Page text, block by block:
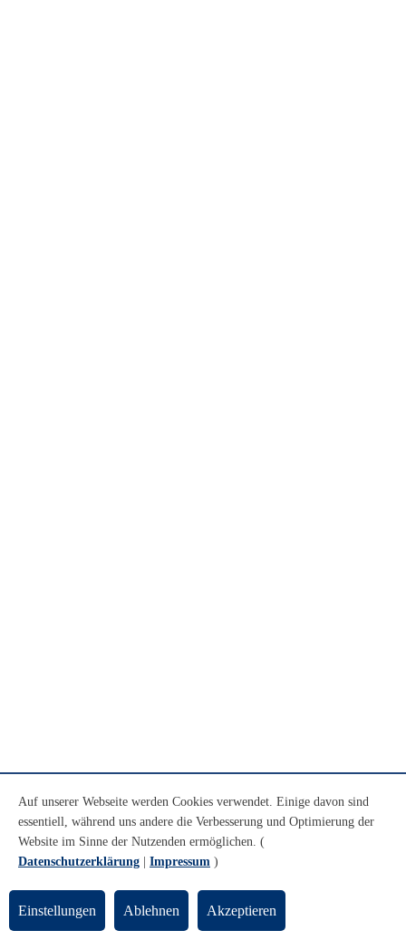
Auf unserer Webseite werden Cookies verwendet. Einige davon sind
essentiell, während uns andere die Verbesserung und Optimierung der
Website im Sinne der Nutzenden ermöglichen. (
Datenschutzerklärung
Impressum )
Einstellungen Ablehnen Akzeptieren